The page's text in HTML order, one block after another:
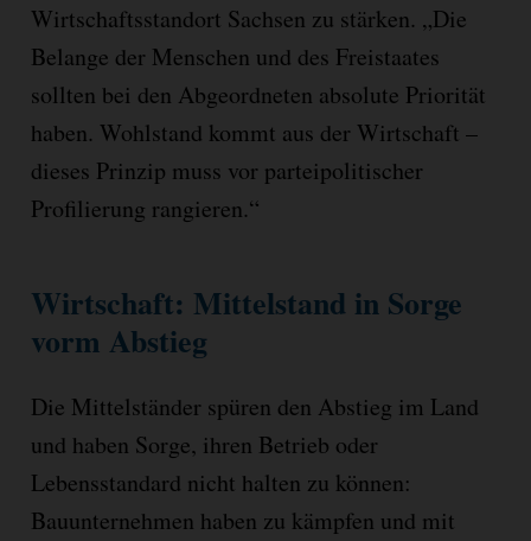
Wirtschaftsstandort Sachsen zu stärken. „Die
Belange der Menschen und des Freistaates
sollten bei den Abgeordneten absolute Priorität
haben. Wohlstand kommt aus der Wirtschaft –
dieses Prinzip muss vor parteipolitischer
Profilierung rangieren.“
Wirtschaft: Mittelstand in Sorge
vorm Abstieg
Die Mittelständer spüren den Abstieg im Land
und haben Sorge, ihren Betrieb oder
Lebensstandard nicht halten zu können:
Bauunternehmen haben zu kämpfen und mit